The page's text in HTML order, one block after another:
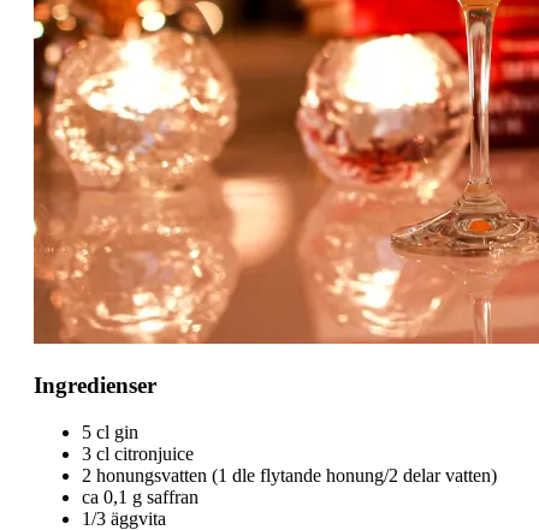
Ingredienser
5 cl gin
3 cl citronjuice
2 honungsvatten (1 dle flytande honung/2 delar vatten)
ca 0,1 g saffran
1/3 äggvita